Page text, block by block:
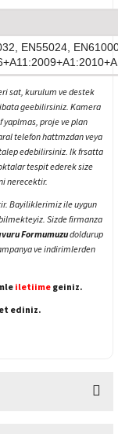
EN55024,
sat, kurulum ve destek
geebilirsiniz. Kamera
proje ve plan
telefon hattmzdan veya
edebilirsiniz. lk frsatta
tespit ederek size
nerecektir.
Bayiliklerimiz ile uygun
Sizde firmanza
Formumuzudoldurup
ve indirimlerden
iletiime geiniz.
ediniz.